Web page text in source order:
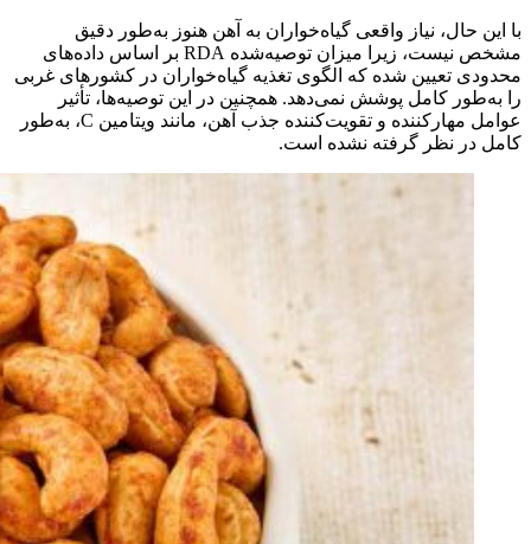
با این حال، نیاز واقعی گیاه‌خواران به آهن هنوز به‌طور دقیق
مشخص نیست، زیرا میزان توصیه‌شده RDA بر اساس داده‌های
محدودی تعیین شده که الگوی تغذیه گیاه‌خواران در کشورهای غربی
را به‌طور کامل پوشش نمی‌دهد. همچنین در این توصیه‌ها، تأثیر
عوامل مهارکننده و تقویت‌کننده جذب آهن، مانند ویتامین C، به‌طور
کامل در نظر گرفته نشده است.